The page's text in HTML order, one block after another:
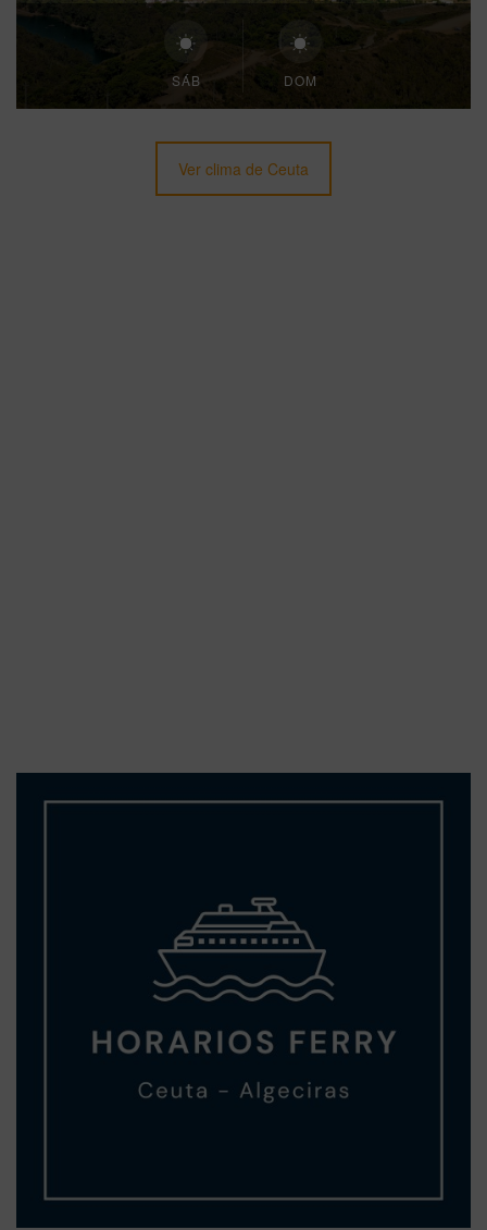
SÁB DOM
Ver clima de Ceuta